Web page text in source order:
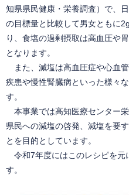
知県県民健康・栄養調査）で、
の目標量と比較して男女ともに
り、食塩の過剰摂取は高血圧や
となります。
また、減塩は高血圧症や心血
疾患や慢性腎臓病といった様々
す。
本事業では高知医療センター
県民への減塩の啓発、減塩を要
とを目的としています。
令和7年度にはこのレシピを元
す。